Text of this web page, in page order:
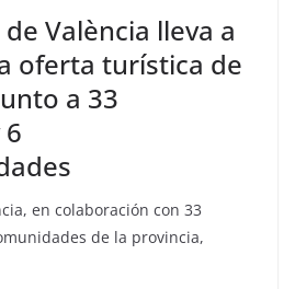
València lleva a
oferta turística de
a 33
en colaboración con 33
de la provincia,